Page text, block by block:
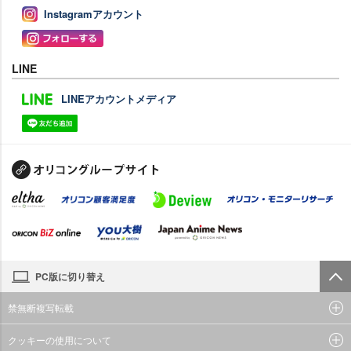
Instagramアカウント
LINE
LINEアカウントメディア
PC版に切り替え
禁無断複写転載
クッキーの使用について